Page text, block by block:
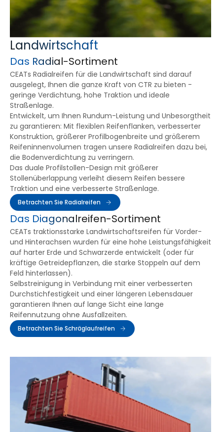
Landwirtschaft
Das Radial-Sortiment
CEATs Radialreifen für die Landwirtschaft sind darauf
ausgelegt, Ihnen die ganze Kraft von CTR zu bieten -
geringe Verdichtung, hohe Traktion und ideale
Straßenlage.
Entwickelt, um Ihnen Rundum-Leistung und Unbesorgtheit
zu garantieren: Mit flexiblen Reifenflanken, verbesserter
Konstruktion, größerer Profilbogenbreite und größerem
Reifeninnenvolumen tragen unsere Radialreifen dazu bei,
die Bodenverdichtung zu verringern.
Das duale Profilstollen-Design mit größerer
Stollenüberlappung verleiht diesem Reifen bessere
Traktion und eine verbesserte Straßenlage.
Betrachten Sie Radialreifen
Das Diagonalreifen-Sortiment
CEATs traktionsstarke Landwirtschaftsreifen für Vorder-
und Hinterachsen wurden für eine hohe Leistungsfähigkeit
auf harter Erde und Schwarzerde entwickelt (oder für
kräftige Getreidepflanzen, die starke Stoppeln auf dem
Feld hinterlassen).
Selbstreinigung in Verbindung mit einer verbesserten
Durchstichfestigkeit und einer längeren Lebensdauer
garantieren Ihnen auf lange Sicht eine lange
Reifennutzung ohne Ausfallzeiten.
Betrachten Sie Schräglaufreifen